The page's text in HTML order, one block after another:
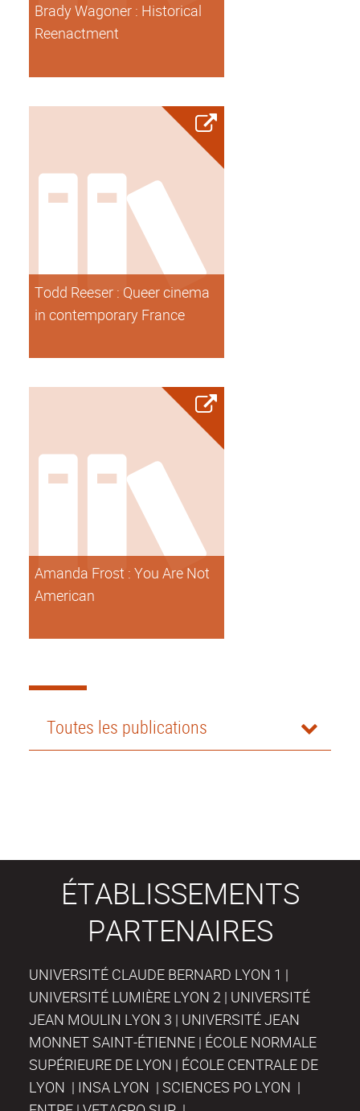
Brady Wagoner : Historical
Reenactment
Todd Reeser : Queer cinema
in contemporary France
Amanda Frost : You Are Not
American
Toutes les publications
ÉTABLISSEMENTS
PARTENAIRES
UNIVERSITÉ CLAUDE BERNARD LYON 1 |
UNIVERSITÉ LUMIÈRE LYON 2 | UNIVERSITÉ
JEAN MOULIN LYON 3 | UNIVERSITÉ JEAN
MONNET SAINT-ÉTIENNE | ÉCOLE NORMALE
SUPÉRIEURE DE LYON | ÉCOLE CENTRALE DE
LYON | INSA LYON | SCIENCES PO LYON |